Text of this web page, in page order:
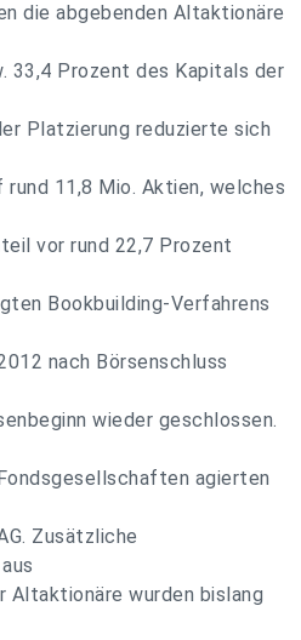
die abgebenden Altaktionäre
33,4 Prozent des Kapitals der
Platzierung reduzierte sich
11,8 Mio. Aktien, welches
vor rund 22,7 Prozent
Bookbuilding-Verfahrens
nach Börsenschluss
wieder geschlossen.
agierten
Zusätzliche
Altaktionäre wurden bislang